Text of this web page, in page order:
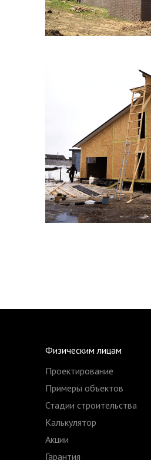
Физическим лицам
Проектирование
Примеры объектов
Стадии строительства
Калькулятор
Акции
Гарантия